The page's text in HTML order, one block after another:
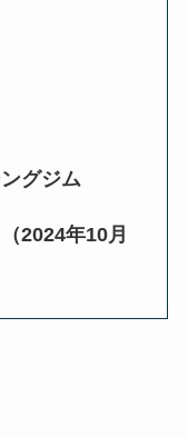
グジム
2024年10月